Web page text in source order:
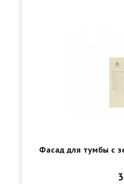
Фасад для тумбы с